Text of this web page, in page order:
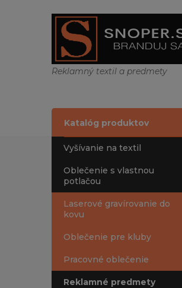
Reklamný textil a predmety
Katalóg produktov
Vyšívanie na textil
Oblečenie s vlastnou
potlačou
Laserové gravírovanie do
kovu
Oblečenie pre kluby
Pracovné oblečenie
Reklamné predmety